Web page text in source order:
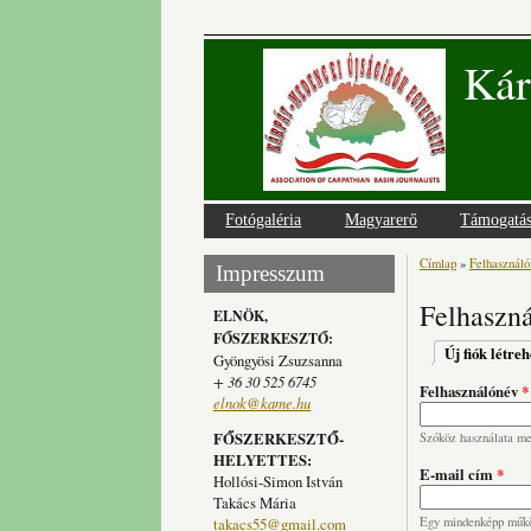
Fotógaléria Magyarerő Támogatás
Impresszum
ELNÖK,
FŐSZERKESZTŐ:
Gyöngyösi Zsuzsanna
+ 36 30 525 6745
elnok@kame.hu
FŐSZERKESZTŐ-
HELYETTES:
Hollósi-Simon István
Takács Mária
takacs55@gmail.com
Jelenlegi
Címlap »
Új fiók
Felhasználónév*
Szóköz használata
E-mail cím*
Egy mindenképp